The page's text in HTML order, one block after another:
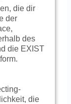
die dir
der
des
die EXIST
die